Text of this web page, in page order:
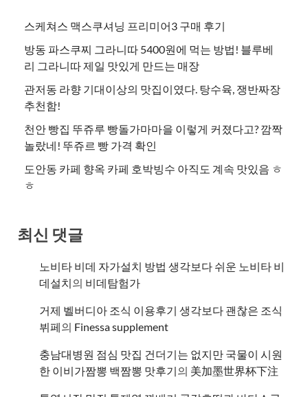
스케쳐스 맥스쿠셔닝 프리미어3 구매 후기
방동 파스쿠찌 그라니따 5400원에 먹는 방법! 블루베
리 그라니따 제일 맛있게 만드는 매장
관저동 라향 기대이상의 맛집이였다. 탕수육, 쟁반짜장
추천함!
천안 빵집 뚜쥬루 빵돌가마마을 이렇게 커졌다고? 깜짝
놀랐네! 뚜쥬르 빵 가격 확인
도안동 카페 향옥 카페 호박빙수 아직도 계속 맛있음 ㅎ
ㅎ
최신 댓글
노비타 비데 자가설치 방법 생각보다 쉬운 노비타 비
데설치의 비데탐험가
거제 벨버디아 조식 이용후기 생각보다 괜찮은 조식
뷔페의 ​Finessa supplement
충남대병원 점심 맛집 건더기는 없지만 국물이 시원
한 이비가짬뽕 백짬뽕 맛후기의 美加墨世界杯下注